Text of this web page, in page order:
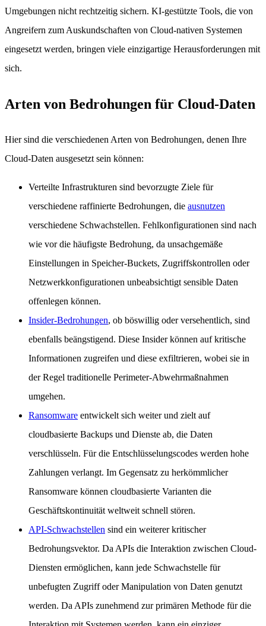
Umgebungen nicht rechtzeitig sichern. KI-gestützte Tools, die von
Angreifern zum Auskundschaften von Cloud-nativen Systemen
eingesetzt werden, bringen viele einzigartige Herausforderungen mit
sich.
Arten von Bedrohungen für Cloud-Daten
Hier sind die verschiedenen Arten von Bedrohungen, denen Ihre
Cloud-Daten ausgesetzt sein können:
Verteilte Infrastrukturen sind bevorzugte Ziele für
verschiedene raffinierte Bedrohungen, die ausnutzen
verschiedene Schwachstellen. Fehlkonfigurationen sind nach
wie vor die häufigste Bedrohung, da unsachgemäße
Einstellungen in Speicher-Buckets, Zugriffskontrollen oder
Netzwerkkonfigurationen unbeabsichtigt sensible Daten
offenlegen können.
Insider-Bedrohungen, ob böswillig oder versehentlich, sind
ebenfalls beängstigend. Diese Insider können auf kritische
Informationen zugreifen und diese exfiltrieren, wobei sie in
der Regel traditionelle Perimeter-Abwehrmaßnahmen
umgehen.
Ransomware entwickelt sich weiter und zielt auf
cloudbasierte Backups und Dienste ab, die Daten
verschlüsseln. Für die Entschlüsselungscodes werden hohe
Zahlungen verlangt. Im Gegensatz zu herkömmlicher
Ransomware können cloudbasierte Varianten die
Geschäftskontinuität weltweit schnell stören.
API-Schwachstellen sind ein weiterer kritischer
Bedrohungsvektor. Da APIs die Interaktion zwischen Cloud-
Diensten ermöglichen, kann jede Schwachstelle für
unbefugten Zugriff oder Manipulation von Daten genutzt
werden. Da APIs zunehmend zur primären Methode für die